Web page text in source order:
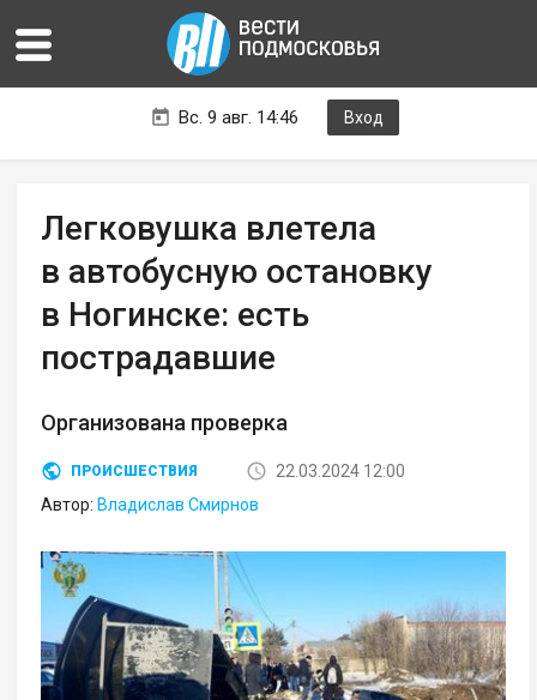
Вс. 9 авг. 14:46 Вход
Легковушка влетела
в автобусную остановку
в Ногинске: есть
пострадавшие
Организована проверка
ПРОИСШЕСТВИЯ
22.03.2024 12:00
Автор: Владислав Смирнов